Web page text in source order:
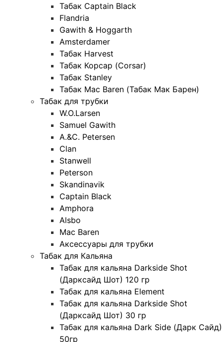
Табак Captain Black
Flandria
Gawith & Hoggarth
Amsterdamer
Табак Harvest
Табак Корсар (Corsar)
Табак Stanley
Табак Mac Baren (Табак Мак Барен)
Табак для трубки
W.O.Larsen
Samuel Gawith
A.&C. Petersen
Clan
Stanwell
Peterson
Skandinavik
Captain Black
Amphora
Alsbo
Mac Baren
Аксессуары для трубки
Табак для Кальяна
Табак для кальяна Darkside Shot
(Дарксайд Шот) 120 гр
Табак для кальяна Element
Табак для кальяна Darkside Shot
(Дарксайд Шот) 30 гр
Табак для кальяна Dark Side (Дарк Сайд)
50гр